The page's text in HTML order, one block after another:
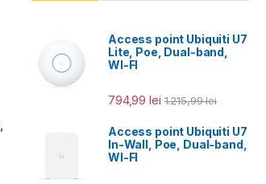
Access point Ubiquiti U7
Lite, Poe, Dual-band,
WI-FI
794,99lei 1.215,99lei
Access point Ubiquiti U7
In-Wall, Poe, Dual-band,
WI-FI